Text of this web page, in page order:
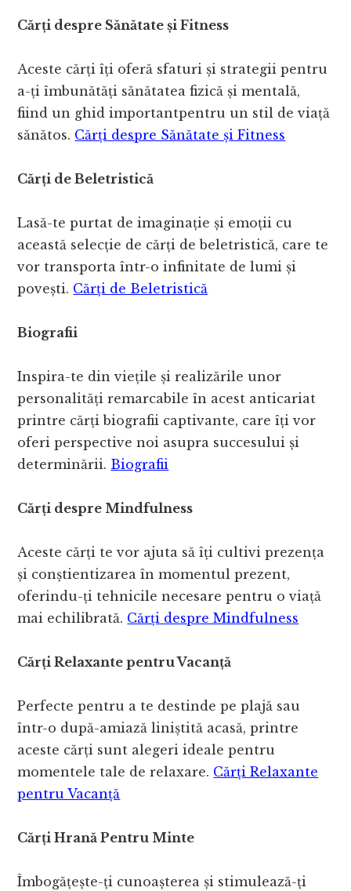
Cărți despre Sănătate și Fitness
Aceste cărți îți oferă sfaturi și strategii pentru
a-ți îmbunătăți sănătatea fizică și mentală,
fiind un ghid importantpentru un stil de viață
sănătos. Cărți despre Sănătate și Fitness
Cărți de Beletristică
Lasă-te purtat de imaginație și emoții cu
această selecție de cărți de beletristică, care te
vor transporta într-o infinitate de lumi și
povești. Cărți de Beletristică
Biografii
Inspira-te din viețile și realizările unor
personalități remarcabile în acest anticariat
printre cărți biografii captivante, care îți vor
oferi perspective noi asupra succesului și
determinării. Biografii
Cărți despre Mindfulness
Aceste cărți te vor ajuta să îți cultivi prezența
și conștientizarea în momentul prezent,
oferindu-ți tehnicile necesare pentru o viață
mai echilibrată. Cărți despre Mindfulness
Cărți Relaxante pentru Vacanță
Perfecte pentru a te destinde pe plajă sau
într-o după-amiază liniștită acasă, printre
aceste cărți sunt alegeri ideale pentru
momentele tale de relaxare. Cărți Relaxante
pentru Vacanță
Cărți Hrană Pentru Minte
Îmbogățește-ți cunoașterea și stimulează-ți